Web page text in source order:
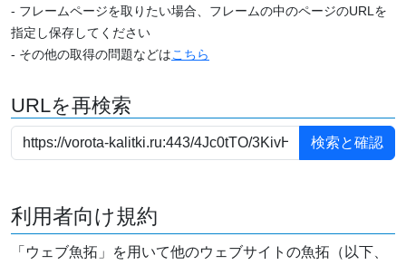
- フレームページを取りたい場合、フレームの中のページのURLを
指定し保存してください
- その他の取得の問題などはこちら
URLを再検索
利用者向け規約
「ウェブ魚拓」を用いて他のウェブサイトの魚拓（以下、